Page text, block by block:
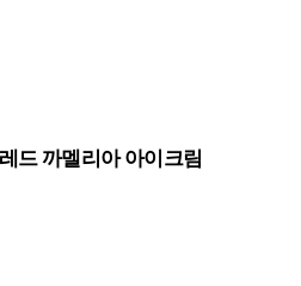
드 까멜리아 아이크림